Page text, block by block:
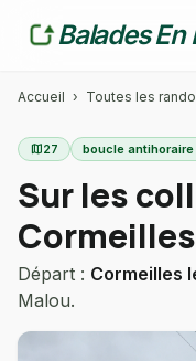
Balades
Accueil › Toutes les
map27 boucle
Sur les
Départ : Cormeilles
Malou.